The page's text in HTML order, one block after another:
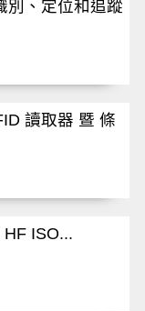
別、定位和追蹤
讀取器 暨 條
ISO...